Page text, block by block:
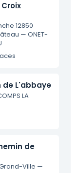
12850
— ONET-
de L'abbaye
LA
de
Ville —